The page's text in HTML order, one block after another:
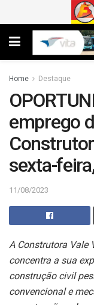
Home Destaque
emprego
sexta-
11/08/2023
A Construtora Vale
concentra a sua
construção civil
convencional e